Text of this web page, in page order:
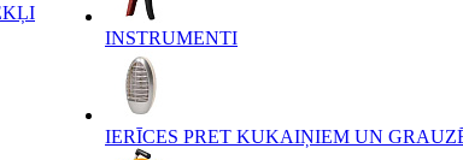
INSTRUMENTI
IERĪCES PRET KUKAIŅIEM UN